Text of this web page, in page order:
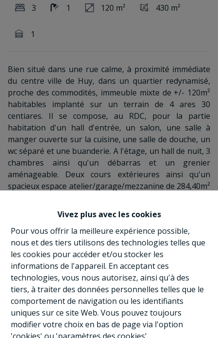
Vivez plus avec les cookies
Pour vous offrir la meilleure expérience possible,
nous et des tiers utilisons des technologies telles que
les cookies pour accéder et/ou stocker les
informations de l'appareil. En acceptant ces
technologies, vous nous autorisez, ainsi qu'à des
tiers, à traiter des données personnelles telles que le
comportement de navigation ou les identifiants
uniques sur ce site Web. Vous pouvez toujours
modifier votre choix en bas de page via l'option
3 1 120 m² 430 m²
1
Bien situé dans une rue calme, à proximité immédiate
du centre ville de Huy, dans un quartier redynamisé,
proche des commodités, immeuble mixte de +/- 120m²
habitables implanté sur un terrain de 4 ares 30
centiares. Il se compose, au RDC, pour la partie
habitation d'un hall d'entrée, un salon, une salle à
manger ouverte sur la cuisine, une salle de douche, un
wc séparé et une buanderie. A l'étage, un hall de nuit, 3
chambres ainsi qu'un débarras et un grenier
aménageable. Deux cours extérieures ainsi qu'un
spacieux espace atelier/garage/mezzanine de 284,40m²
aucun doute un bien idéal offrant de nombreuses
possibilités d'aménagement alliant tranquillité et
facilités. A VISITER sans tarder !! Prix: 195.000€ sous
réserve d'acceptation du propriétaire.
COMPOSITION:
RDC:
Hall d'entrée (4,13m²); Séjour (18,40m²); Cuisine/Salle à
manger (25,33m²);
SDD (4,82m²); WC séparé (1m²); Buanderie (4,88m²)